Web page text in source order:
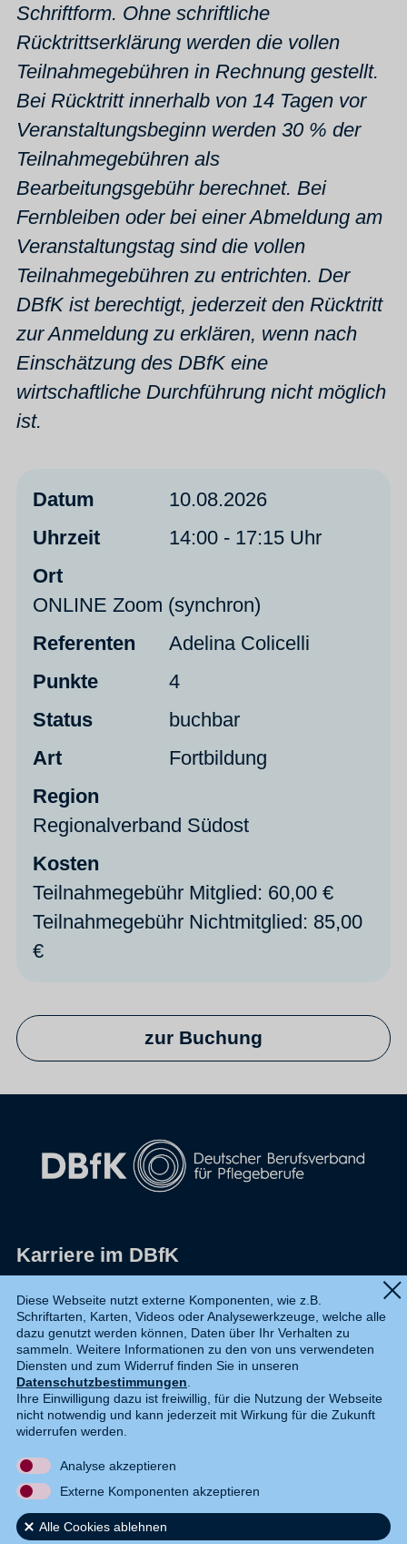
Schriftform. Ohne schriftliche
Rücktrittserklärung werden die vollen
Teilnahmegebühren in Rechnung gestellt.
Bei Rücktritt innerhalb von 14 Tagen vor
Veranstaltungsbeginn werden 30 % der
Teilnahmegebühren als
Bearbeitungsgebühr berechnet. Bei
Fernbleiben oder bei einer Abmeldung am
Veranstaltungstag sind die vollen
Teilnahmegebühren zu entrichten. Der
DBfK ist berechtigt, jederzeit den Rücktritt
zur Anmeldung zu erklären, wenn nach
Einschätzung des DBfK eine
wirtschaftliche Durchführung nicht möglich
ist.
Datum
10.08.2026
Uhrzeit
14:00 - 17:15 Uhr
Ort
ONLINE Zoom (synchron)
Referenten
Adelina Colicelli
Punkte
4
Status
buchbar
Art
Fortbildung
Region
Regionalverband Südost
Kosten
Teilnahmegebühr Mitglied: 60,00 €
Teilnahmegebühr Nichtmitglied: 85,00
€
zur Buchung
Karriere im DBfK
Datenschutz
Shop
Widerruf
Kontakt
DE EN
Diese Webseite nutzt externe Komponenten, wie z.B.
Schriftarten, Karten, Videos oder Analysewerkzeuge, welche alle
dazu genutzt werden können, Daten über Ihr Verhalten zu
sammeln. Weitere Informationen zu den von uns verwendeten
Diensten und zum Widerruf finden Sie in unseren
Datenschutzbestimmungen.
Ihre Einwilligung dazu ist freiwillig, für die Nutzung der Webseite
nicht notwendig und kann jederzeit mit Wirkung für die Zukunft
widerrufen werden.
Analyse akzeptieren
Externe Komponenten akzeptieren
Alle Cookies ablehnen